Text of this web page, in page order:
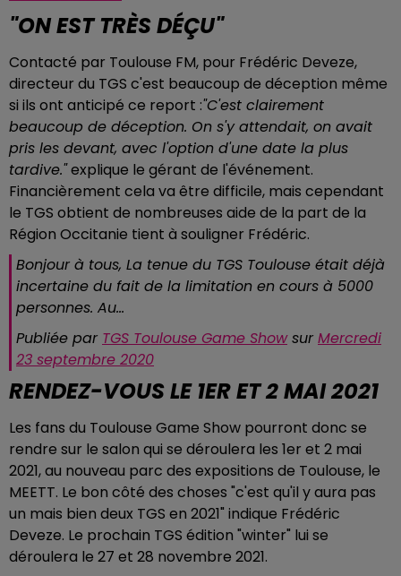
"ON EST TRÈS DÉÇU"
Contacté par Toulouse FM, pour Frédéric Deveze,
directeur du TGS c'est beaucoup de déception même
si ils ont anticipé ce report :"C'est clairement
beaucoup de déception. On s'y attendait, on avait
pris les devant, avec l'option d'une date la plus
tardive."explique le gérant de l'événement.
Financièrement cela va être difficile, mais cependant
le TGS obtient de nombreuses aide de la part de la
Région Occitanie tient à souligner Frédéric.
Bonjour à tous, La tenue du TGS Toulouse était déjà
incertaine du fait de la limitation en cours à 5000
personnes. Au...
Publiée par TGS Toulouse Game Showsur Mercredi
23 septembre 2020
RENDEZ-VOUS LE 1ER ET 2 MAI 2021
Les fans du Toulouse Game Show pourront donc se
rendre sur le salon qui se déroulera les 1er et 2 mai
2021, au nouveau parc des expositions de Toulouse, le
MEETT. Le bon côté des choses "c'est qu'il y aura pas
un mais bien deux TGS en 2021" indique Frédéric
Deveze. Le prochain TGS édition "winter" lui se
déroulera le 27 et 28 novembre 2021.